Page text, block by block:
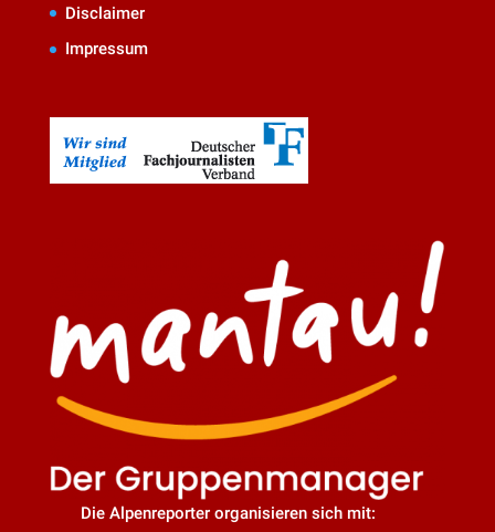
Disclaimer
Impressum
Die Alpenreporter organisieren sich mit: